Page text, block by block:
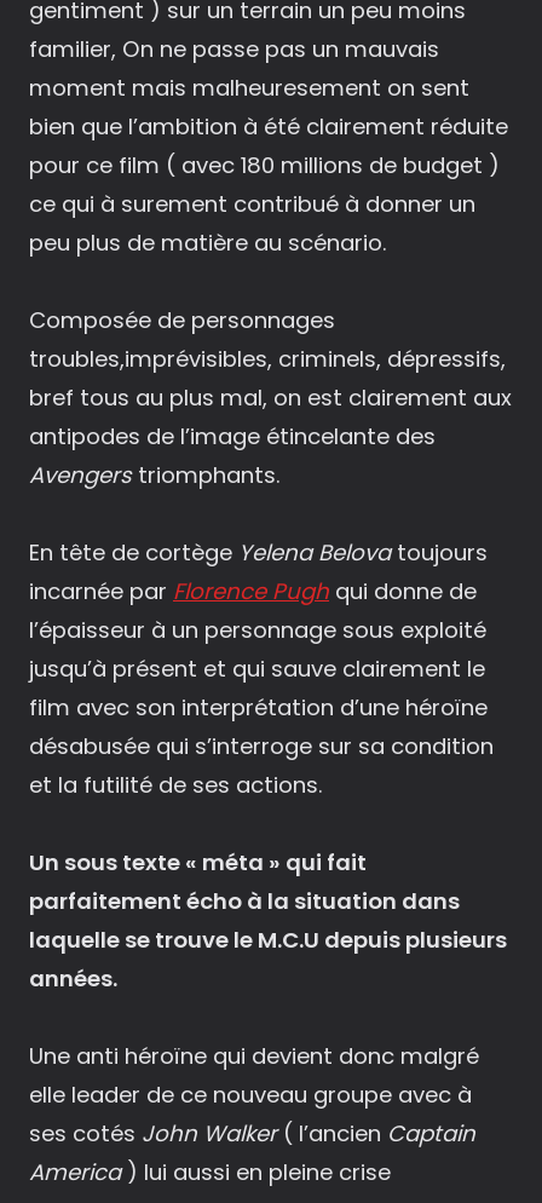
gentiment ) sur un terrain un peu moins
familier, On ne passe pas un mauvais
moment mais malheuresement on sent
bien que l’ambition à été clairement réduite
pour ce film ( avec 180 millions de budget )
ce qui à surement contribué à donner un
peu plus de matière au scénario.
Composée de personnages
troubles,imprévisibles, criminels, dépressifs,
bref tous au plus mal, on est clairement aux
antipodes de l’image étincelante des
Avengerstriomphants.
En tête de cortège Yelena Belovatoujours
incarnée par Florence Pugh qui donne de
l’épaisseur à un personnage sous exploité
jusqu’à présent et qui sauve clairement le
film avec son interprétation d’une héroïne
désabusée qui s’interroge sur sa condition
et la futilité de ses actions.
Un sous texte « méta » qui fait
parfaitement écho à la situation dans
laquelle se trouve le M.C.U depuis plusieurs
années.
Une anti héroïne qui devient donc malgré
elle leader de ce nouveau groupe avec à
ses cotés John Walker( l’ancien Captain
America) lui aussi en pleine crise